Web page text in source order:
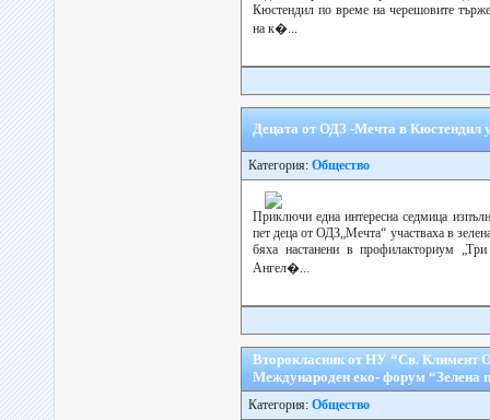
Кюстендил по време на черешовите
на к�...
Децата от ОДЗ -Мечта в Кюстендил
Категория: Общество
Приключи една интересна седмица
пет деца от ОДЗ„Мечта“ участваха в
бяха настанени в профилакториум
Ангел�...
Второкласник от НУ “Св. Климент
Международен еко- форум “Зелена
Категория: Общество